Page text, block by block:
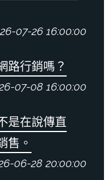
07-26 16:00:00
路行銷嗎？
07-08 16:00:00
是在說傳直
售。
06-28 20:00:00